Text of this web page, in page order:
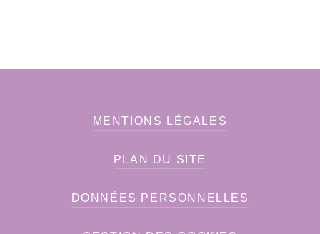
MENTIONS LÉGALES
PLAN DU SITE
DONNÉES PERSONNELLES